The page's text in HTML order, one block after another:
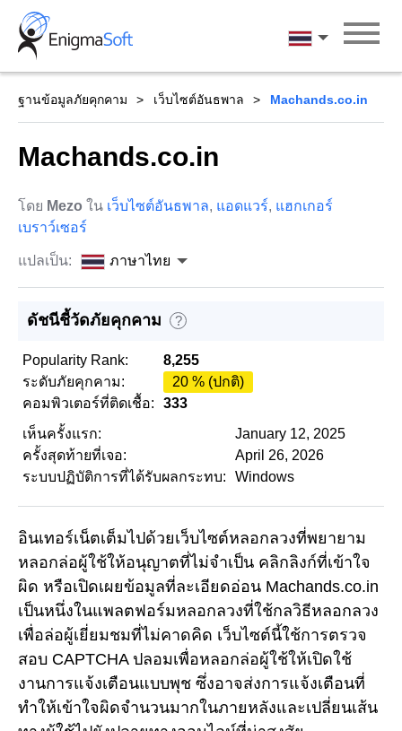
Skip
content
ภาษาไทย
ฐานข้อมูลภัยคุกคาม เว็บไซต์อันธพาล Machands.co.in
Machands.co.in
โดย Mezo ใน เว็บไซต์อันธพาล, แอดแวร์, แฮกเกอร์
เบราว์เซอร์
แปลเป็น: ภาษาไทย
ดัชนีชี้วัดภัยคุกคาม ?
Popularity Rank:
8,255
ระดับภัยคุกคาม:
20 % (ปกติ)
คอมพิวเตอร์ที่ติดเชื้อ:
333
เห็นครั้งแรก:
January 12, 2025
ครั้งสุดท้ายที่เจอ:
April 26, 2026
ระบบปฏิบัติการที่ได้รับผลกระทบ:
Windows
อินเทอร์เน็ตเต็มไปด้วยเว็บไซต์หลอกลวงที่พยายาม
หลอกล่อผู้ใช้ให้อนุญาตที่ไม่จำเป็น คลิกลิงก์ที่เข้าใจ
ผิด หรือเปิดเผยข้อมูลที่ละเอียดอ่อน Machands.co.in
เป็นหนึ่งในแพลตฟอร์มหลอกลวงที่ใช้กลวิธีหลอกลวง
เพื่อล่อผู้เยี่ยมชมที่ไม่คาดคิด เว็บไซต์นี้ใช้การตรวจ
สอบ CAPTCHA ปลอมเพื่อหลอกล่อผู้ใช้ให้เปิดใช้
งานการแจ้งเตือนแบบพุช ซึ่งอาจส่งการแจ้งเตือนที่
ทำให้เข้าใจผิดจำนวนมากในภายหลังและเปลี่ยนเส้น